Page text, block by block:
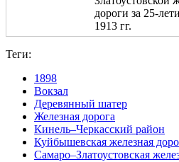
Теги:
1898
Вокзал
Деревянный шатер
Железная дорога
Кинель–Черкасский район
Куйбышевская железная
Самаро–Златоустовская